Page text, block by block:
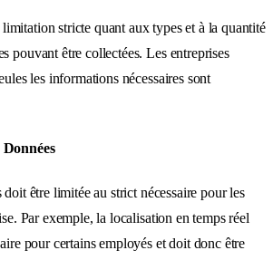
stricte quant aux types et à la quantité
pouvant être collectées. Les entreprises
les informations nécessaires sont
être limitée au strict nécessaire pour les
Par exemple, la localisation en temps réel
pour certains employés et doit donc être